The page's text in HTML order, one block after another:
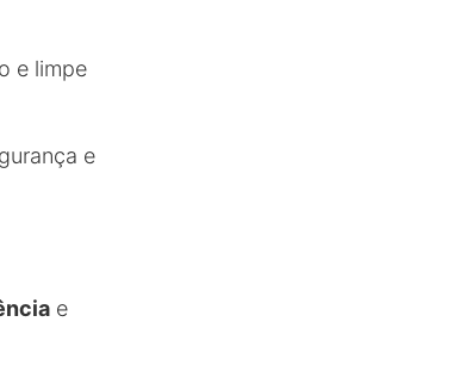
e limpe
e
e